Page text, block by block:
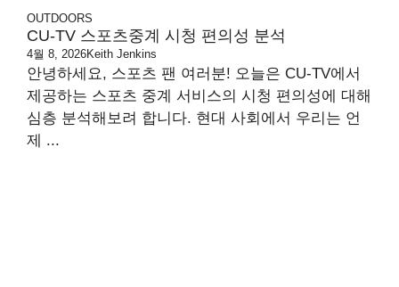
OUTDOORS
CU-TV 스포츠중계 시청 편의성 분석
4월 8, 2026Keith Jenkins
안녕하세요, 스포츠 팬 여러분! 오늘은 CU-TV에서
제공하는 스포츠 중계 서비스의 시청 편의성에 대해
심층 분석해보려 합니다. 현대 사회에서 우리는 언
제 ...